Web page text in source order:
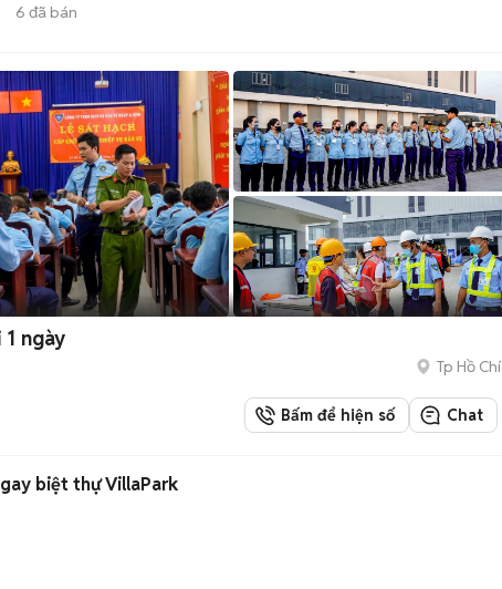
6 đã bán
ngày
Tp Hồ
Bấm để hiện số Chat
biệt thự VillaPark